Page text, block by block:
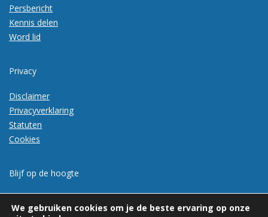
Persbericht
Kennis delen
Word lid
Privacy
Disclaimer
Privacyverklaring
Statuten
Cookies
Blijf op de hoogte
We gebruiken cookies om je de beste ervaring op onze